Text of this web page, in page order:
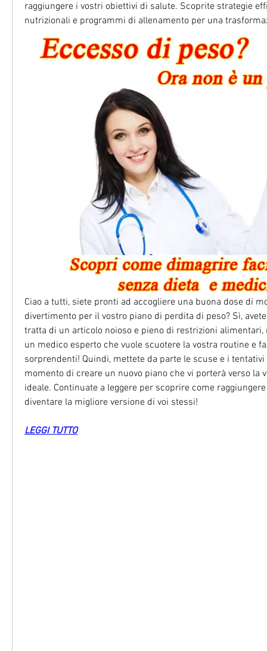
raggiungere i vostri obiettivi di salute. Scoprite strategie
nutrizionali e programmi di allenamento per una
Ciao a tutti, siete pronti ad accogliere una buona dose di
divertimento per il vostro piano di perdita di peso? Sì,
tratta di un articolo noioso e pieno di restrizioni
un medico esperto che vuole scuotere la vostra routine e
sorprendenti! Quindi, mettete da parte le scuse e i
momento di creare un nuovo piano che vi porterà verso la
ideale. Continuate a leggere per scoprire come
diventare la migliore versione di voi stessi!
LEGGI TUTTO